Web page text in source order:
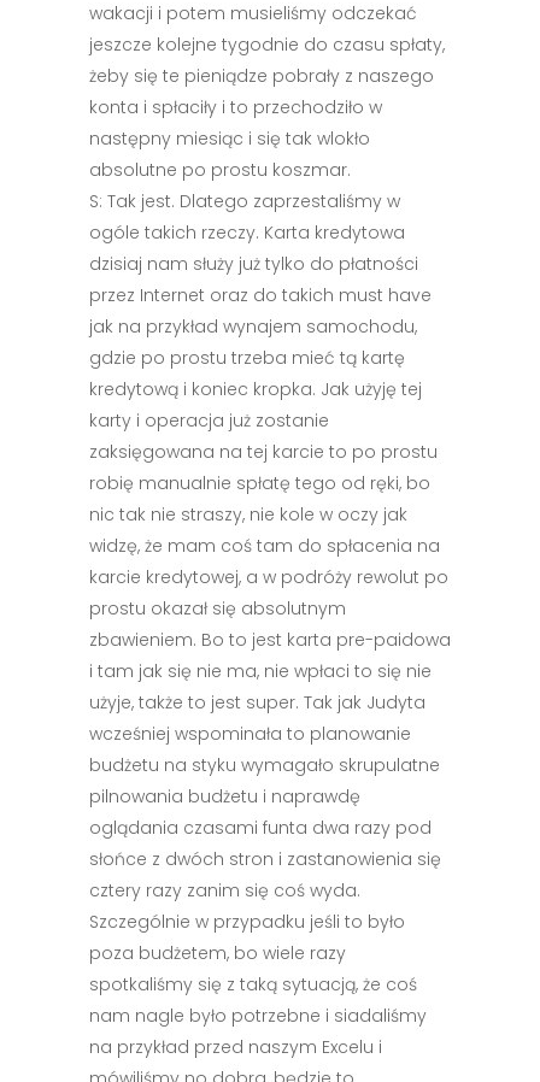
wakacji i potem musieliśmy odczekać
jeszcze kolejne tygodnie do czasu spłaty,
żeby się te pieniądze pobrały z naszego
konta i spłaciły i to przechodziło w
następny miesiąc i się tak wlokło
absolutne po prostu koszmar.
S: Tak jest. Dlatego zaprzestaliśmy w
ogóle takich rzeczy. Karta kredytowa
dzisiaj nam służy już tylko do płatności
przez Internet oraz do takich must have
jak na przykład wynajem samochodu,
gdzie po prostu trzeba mieć tą kartę
kredytową i koniec kropka. Jak użyję tej
karty i operacja już zostanie
zaksięgowana na tej karcie to po prostu
robię manualnie spłatę tego od ręki, bo
nic tak nie straszy, nie kole w oczy jak
widzę, że mam coś tam do spłacenia na
karcie kredytowej, a w podróży rewolut po
prostu okazał się absolutnym
zbawieniem. Bo to jest karta pre-paidowa
i tam jak się nie ma, nie wpłaci to się nie
użyje, także to jest super. Tak jak Judyta
wcześniej wspominała to planowanie
budżetu na styku wymagało skrupulatne
pilnowania budżetu i naprawdę
oglądania czasami funta dwa razy pod
słońce z dwóch stron i zastanowienia się
cztery razy zanim się coś wyda.
Szczególnie w przypadku jeśli to było
poza budżetem, bo wiele razy
spotkaliśmy się z taką sytuacją, że coś
nam nagle było potrzebne i siadaliśmy
na przykład przed naszym Excelu i